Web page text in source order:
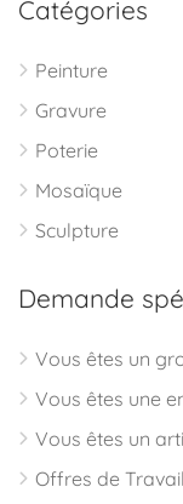
Catégories
Peinture
Gravure
Poterie
Mosaïque
Sculpture
Demande
Vous êtes un
Vous êtes une
Vous êtes un
Offres de Travail